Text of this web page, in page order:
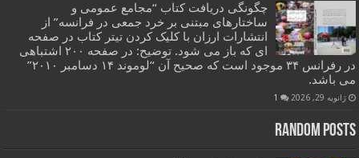
چگونگی دریافت کتاب “مجامع عمومی و
ساختارهای مبتنی بر خرد جمعی در فرانسه” از
انتشارات ارزان با کلیک کردن تیتر کتاب در صفحه
ای که باز می شود. توضیح: در صفحه ۲۰۰ اشتباهی
در رفرانس ۳۴ موجود است که صحیح آن “لوموند ۱۴ دسامبر ۲۰۱۰”
می باشد.
ژانویه 29, 2026 1
Random Posts